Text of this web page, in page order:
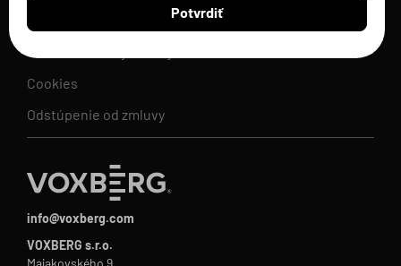
info@voxberg.com
VOXBERG s.r.o.
Majakovského 9
Cookies
Odstúpenie od zmluvy
Potvrdiť